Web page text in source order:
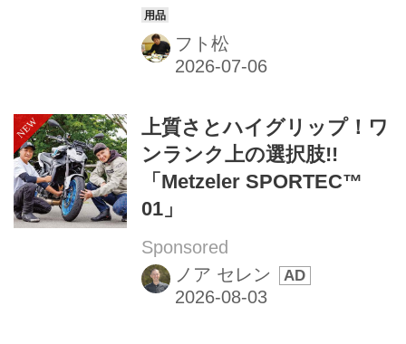
フト松
上質さとハイグリップ！ワ
ンランク上の選択肢!!
「Metzeler SPORTEC™
01」
Sponsored
ノア セレン